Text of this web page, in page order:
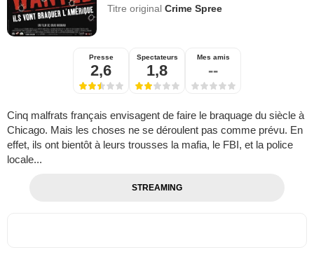
Titre originalCrime Spree
Presse
2,6
Spectateurs
1,8
Mes amis
--
Cinq malfrats français envisagent de faire le braquage du siècle à
Chicago. Mais les choses ne se déroulent pas comme prévu. En
effet, ils ont bientôt à leurs trousses la mafia, le FBI, et la police
locale...
STREAMING